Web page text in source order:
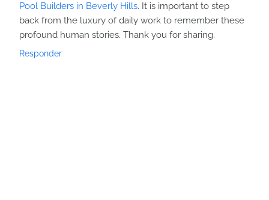
Pool Builders in Beverly Hills. It is important to step
back from the luxury of daily work to remember these
profound human stories. Thank you for sharing.
Responder